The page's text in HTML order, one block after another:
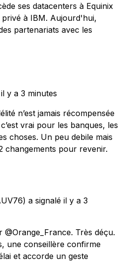
ses datacenters à Equinix
à IBM. Aujourd'hui,
partenariats avec les
il y a 3 minutes
n’est jamais récompensée
vrai pour les banques, les
choses. Un peu debile mais
pour revenir.
a signalé il y a 3
Très déçu.
une conseillère confirme
et accorde un geste